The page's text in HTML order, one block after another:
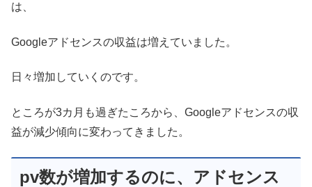
は、
Googleアドセンスの収益は増えていました。
日々増加していくのです。
ところが3カ月も過ぎたころから、Googleアドセンスの収
益が減少傾向に変わってきました。
pv数が増加するのに、アドセンス